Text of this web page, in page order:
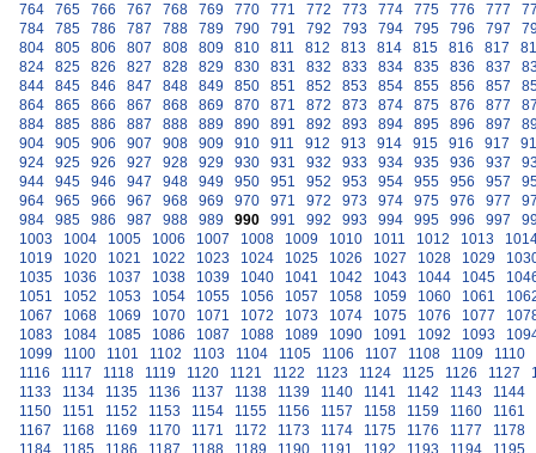
764
765 766 767 768 769 770 771 772 773 774 775 776 777
784
785 786 787 788 789 790 791 792 793 794 795 796 797
804
805 806 807 808 809 810 811 812 813 814 815 816 817
824
825 826 827 828 829 830 831 832 833 834 835 836 837
844
845 846 847 848 849 850 851 852 853 854 855 856 857
864
865 866 867 868 869 870 871 872 873 874 875 876 877
884
885 886 887 888 889 890 891 892 893 894 895 896 897
904
905 906 907 908 909 910 911 912 913 914 915 916 917
924
925 926 927 928 929 930 931 932 933 934 935 936 937
944
945 946 947 948 949 950 951 952 953 954 955 956 957
964
965 966 967 968 969 970 971 972 973 974 975 976 977
984
985 986 987 988 989 990 991 992 993 994 995 996 997
1003
1004 1005 1006 1007 1008 1009 1010 1011 1012 1013
1019
1020 1021 1022 1023 1024 1025 1026 1027 1028 1029
1035
1036 1037 1038 1039 1040 1041 1042 1043 1044 1045
1051
1052 1053 1054 1055 1056 1057 1058 1059 1060 1061
1067
1068 1069 1070 1071 1072 1073 1074 1075 1076 1077
1083
1084 1085 1086 1087 1088 1089 1090 1091 1092 1093
1099
1100 1101 1102 1103 1104 1105 1106 1107 1108 1109
1110
1116
1117 1118 1119 1120 1121 1122 1123 1124 1125 1126 1127
1133
1134 1135 1136 1137 1138 1139 1140 1141 1142 1143
1144
1150
1151 1152 1153 1154 1155 1156 1157 1158 1159 1160
1161
1167
1168 1169 1170 1171 1172 1173 1174 1175 1176 1177
1178
1184
1185 1186 1187 1188 1189 1190 1191 1192 1193 1194 1195